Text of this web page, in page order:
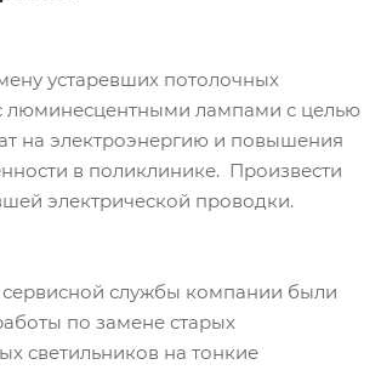
устаревших потолочных
люминесцентными лампами с целью
на электроэнергию и повышения
в поликлинике. Произвести
электрической проводки.
службы компании были
по замене старых
светильников на тонкие